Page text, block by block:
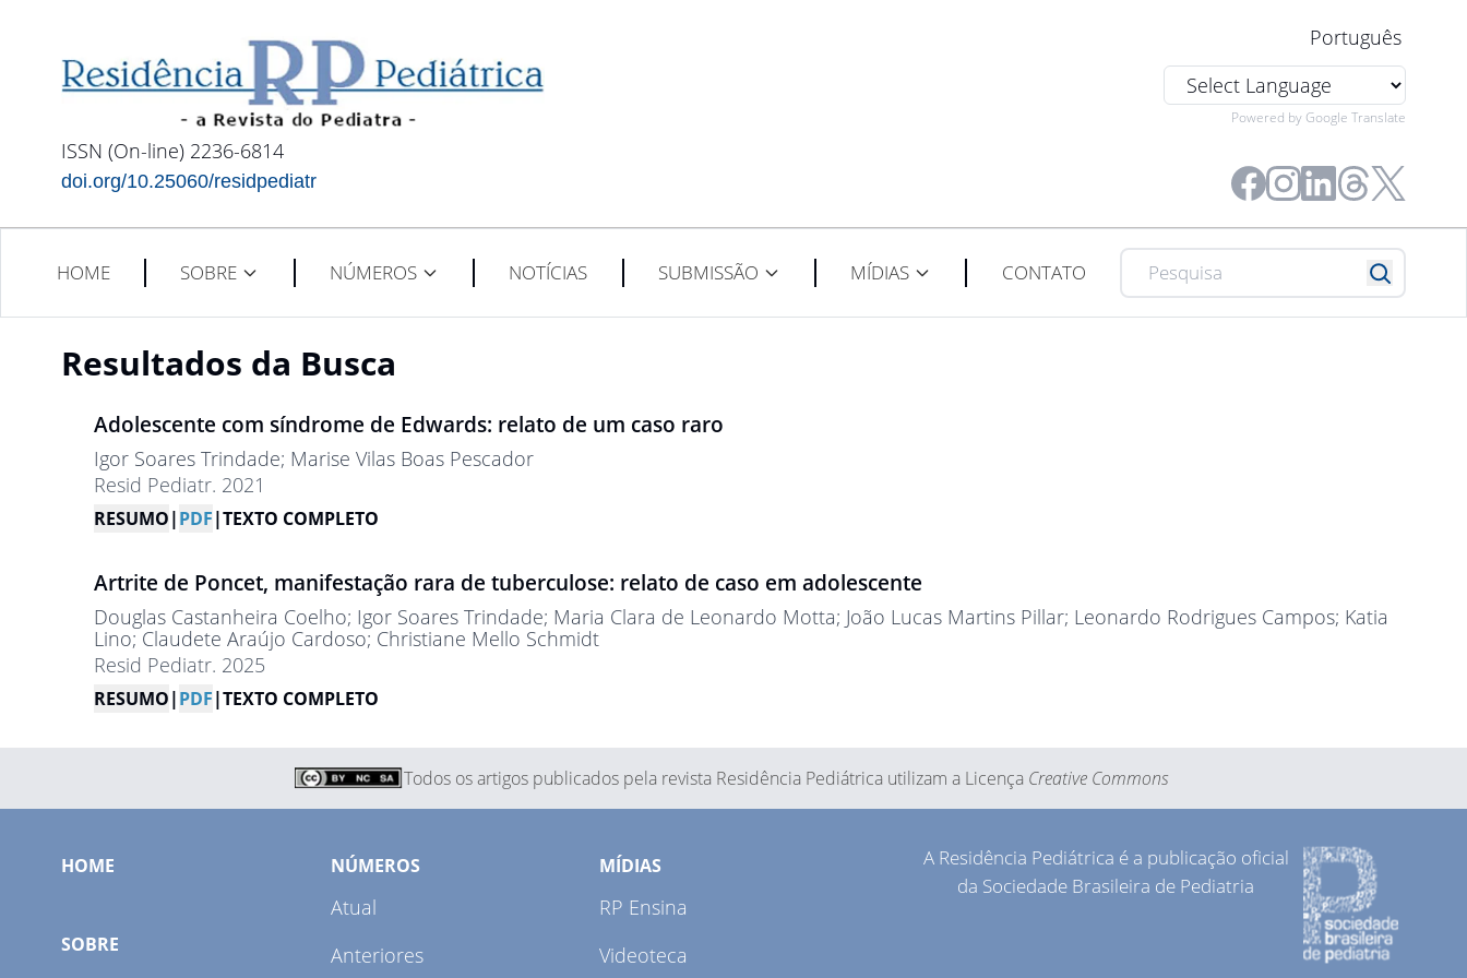
ISSN (On-line) 2236-6814
doi.org/10.25060/residpediatr
Português
Powered by Google Translate
HOME SOBRE NÚMEROS NOTÍCIAS SUBMISSÃO MÍDIAS CONTATO
Resultados da Busca
Adolescente com síndrome de Edwards: relato de um caso raro
Igor Soares Trindade; Marise Vilas Boas Pescador
Resid Pediatr. 2021
RESUMO|PDF|TEXTO COMPLETO
Artrite de Poncet, manifestação rara de tuberculose: relato de caso em adolescente
Douglas Castanheira Coelho; Igor Soares Trindade; Maria Clara de Leonardo Motta; João Lucas Martins Pillar; Leonardo Rodrigues Campos; Katia
Lino; Claudete Araújo Cardoso; Christiane Mello Schmidt
Resid Pediatr. 2025
RESUMO|PDF|TEXTO COMPLETO
Todos os artigos publicados pela revista Residência Pediátrica utilizam a Licença Creative Commons
HOME
SOBRE
NÚMEROS
Atual
Anteriores
MÍDIAS
RP Ensina
Videoteca
A Residência Pediátrica é a publicação oficial
da Sociedade Brasileira de Pediatria